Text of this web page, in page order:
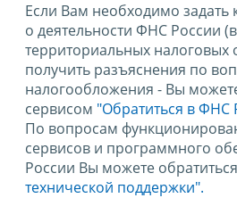
Если Вам необходимо задать
о деятельности ФНС России
территориальных налоговых
получить разъяснения по
налогообложения - Вы
сервисом "Обратиться в ФНС
По вопросам
сервисов и программного
России Вы можете
технической поддержки".